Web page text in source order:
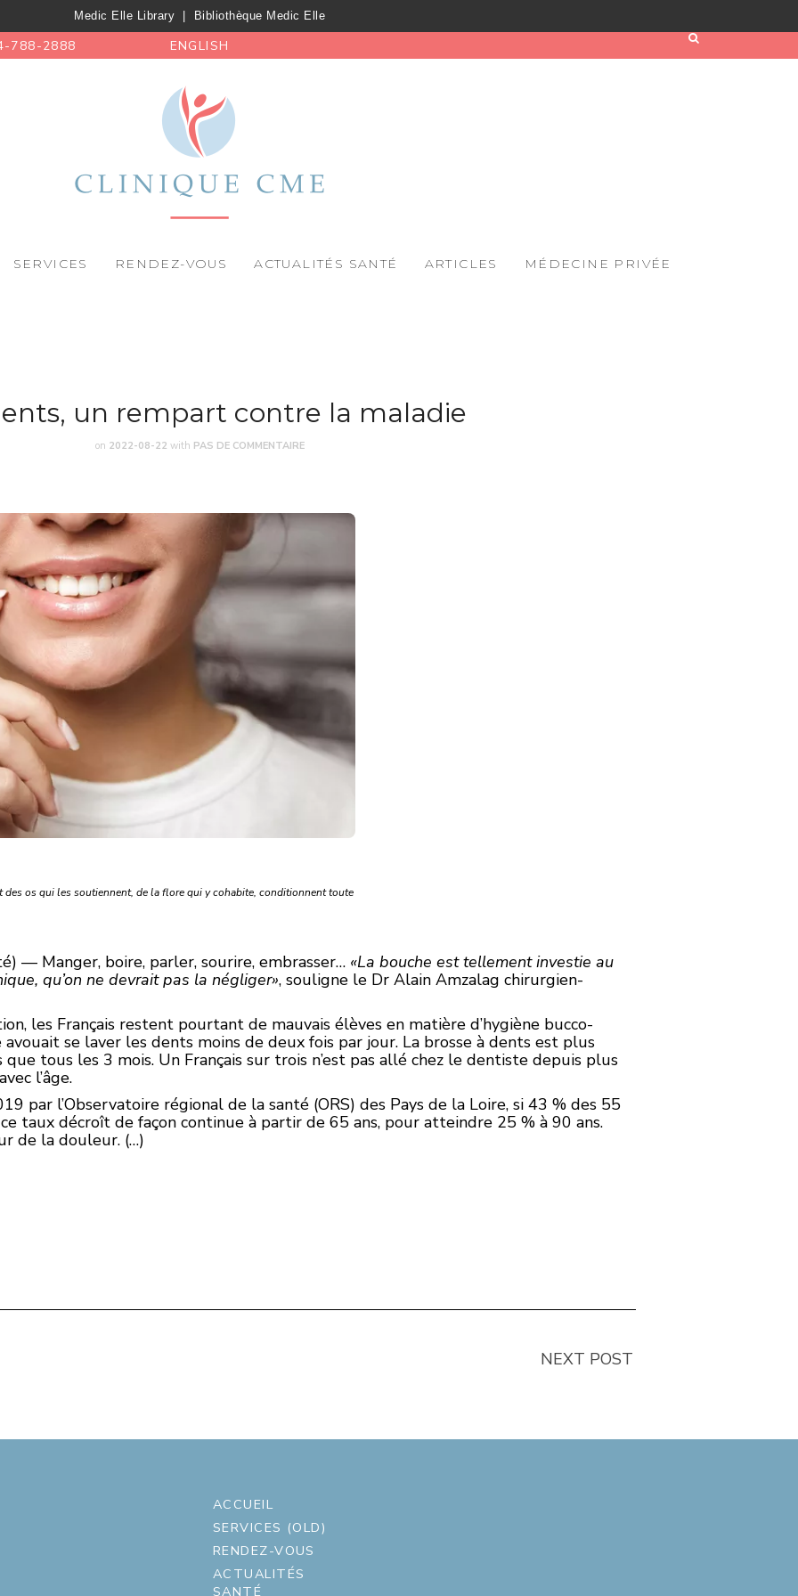
Medic Elle Library Bibliothèque Medic Elle
788-2888 ENGLISH
SERVICES RENDEZ-VOUS ACTUALITÉS SANTÉ ARTICLES MÉDECINE PRIVÉE
un rempart contre la maladie
on 2022-08-22 with PAS DE COMMENTAIRE
des os qui les soutiennent, de la flore qui y cohabite, conditionnent toute
— Manger, boire, parler, sourire, embrasser… «La bouche est tellement investie au
qu’on ne devrait pas la négliger», souligne le Dr Alain Amzalag chirurgien-
les Français restent pourtant de mauvais élèves en matière d’hygiène bucco-
se laver les dents moins de deux fois par jour. La brosse à dents est plus
tous les 3 mois. Un Français sur trois n’est pas allé chez le dentiste depuis plus
l’âge.
par l’Observatoire régional de la santé (ORS) des Pays de la Loire, si 43 % des 55
taux décroît de façon continue à partir de 65 ans, pour atteindre 25 % à 90 ans.
de la douleur. (…)
NEXT POST
ACCUEIL
SERVICES (OLD)
RENDEZ-VOUS
ACTUALITÉS
SANTÉ